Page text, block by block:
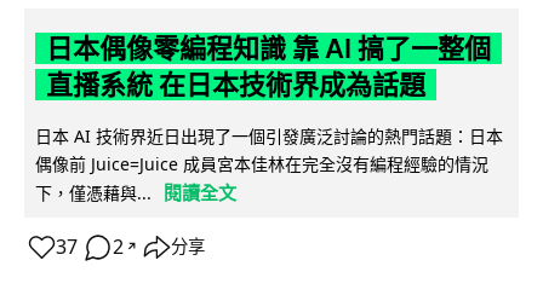
日本偶像零編程知識 靠 AI 搞了一整個
直播系統 在日本技術界成為話題
日本 AI 技術界近日出現了一個引發廣泛討論的熱門話題：日本
偶像前 Juice=Juice 成員宮本佳林在完全沒有編程經驗的情況
下，僅憑藉與...
閱讀全文
37 2 ↗ 分享